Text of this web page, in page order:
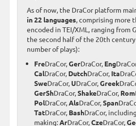
As of now, the DraCor platform
in 22 languages, comprising more
encoded in TEI/XML, ranging from
the second half of the 20th
number of plays):
FreDraCor,GerDraCor, Eng
CalDraCor, DutchDraCor, Ita
SweDraCor, UDraCor,Greek
GerShDraCor,ShakeDraCor, Rom
PolDraCor,AlsDraCor,Span
TatDraCor, BashDraCor,
making:ArDraCor,CzeDraCor,